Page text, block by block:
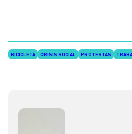
BICICLETA CRISIS SOCIAL PROTESTAS